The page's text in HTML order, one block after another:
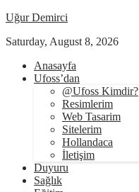
Uğur Demirci
Saturday, August 8, 2026
Anasayfa
Ufoss’dan
@Ufoss Kimdir?
Resimlerim
Web Tasarim
Sitelerim
Hollandaca
İletişim
Duyuru
Sağlık